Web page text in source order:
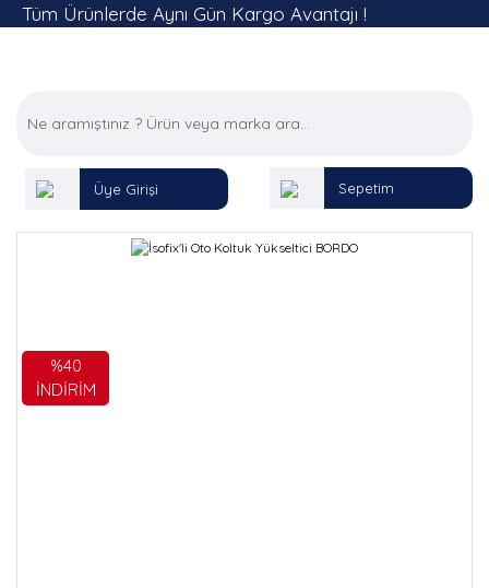
Tüm Ürünlerde Aynı Gün Kargo Avantajı !
Üye Girişi Sepetim
%40
İNDİRİM